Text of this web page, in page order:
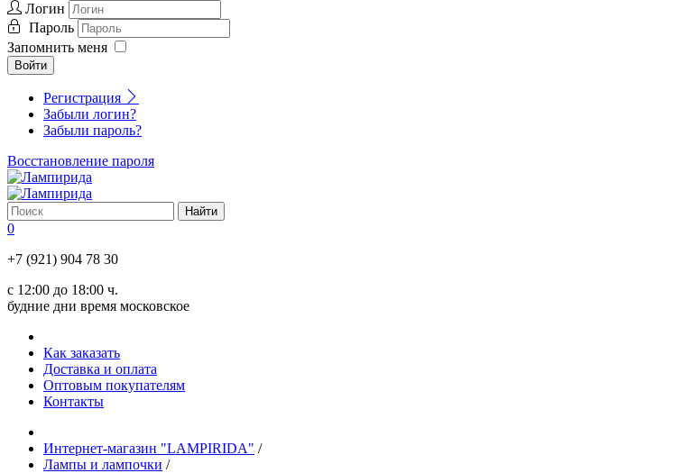
Логин
Пароль
Запомнить меня
Войти
Регистрация
Забыли логин?
Забыли пароль?
Восстановление пароля
0
+7 (921) 904 78 30
с 12:00 до 18:00 ч.
будние дни время московское
Как заказать
Доставка и оплата
Оптовым покупателям
Контакты
Интернет-магазин "LAMPIRIDA" /
Лампы и лампочки /